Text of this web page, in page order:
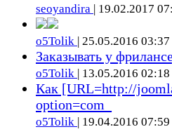
seoyandira | 19.02.2017
o5Tolik | 25.05.2016 03:37
Заказывать у
o5Tolik | 13.05.2016 02:18
Как [URL=http://
option=com_
o5Tolik | 19.04.2016 07:59